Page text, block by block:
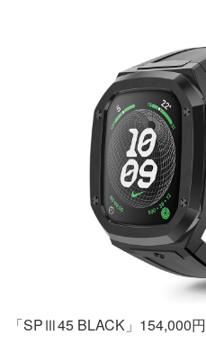
「SPⅢ45 BLACK」154,000円